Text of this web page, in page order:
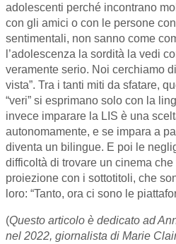
adolescenti perché incontrano
con gli amici o con le persone
sentimentali, non sanno come
l’adolescenza la sordità la vedi
veramente serio. Noi cerchiamo
vista”. Tra i tanti miti da sfatare,
“veri” si esprimano solo con la
invece imparare la LIS è una
autonomamente, e se impara a
diventa un bilingue. E poi le
difficoltà di trovare un cinema
proiezione con i sottotitoli, che
loro: “Tanto, ora ci sono le
(Questo articolo è dedicato ad
nel 2022, giornalista di Marie